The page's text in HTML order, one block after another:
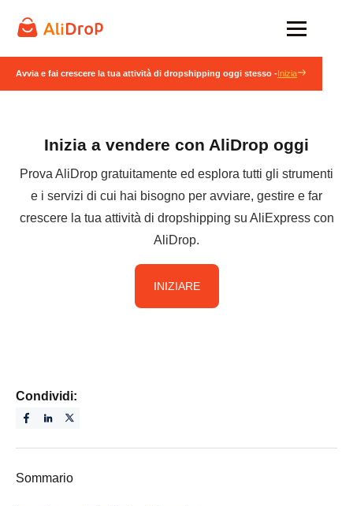
Avvia e fai crescere la tua attività di dropshipping oggi stesso -Inizia
Inizia a vendere con AliDrop oggi
Prova AliDrop gratuitamente ed esplora tutti gli strumenti
e i servizi di cui hai bisogno per avviare, gestire e far
crescere la tua attività di dropshipping su AliExpress con
AliDrop.
INIZIARE
Condividi:
Sommario